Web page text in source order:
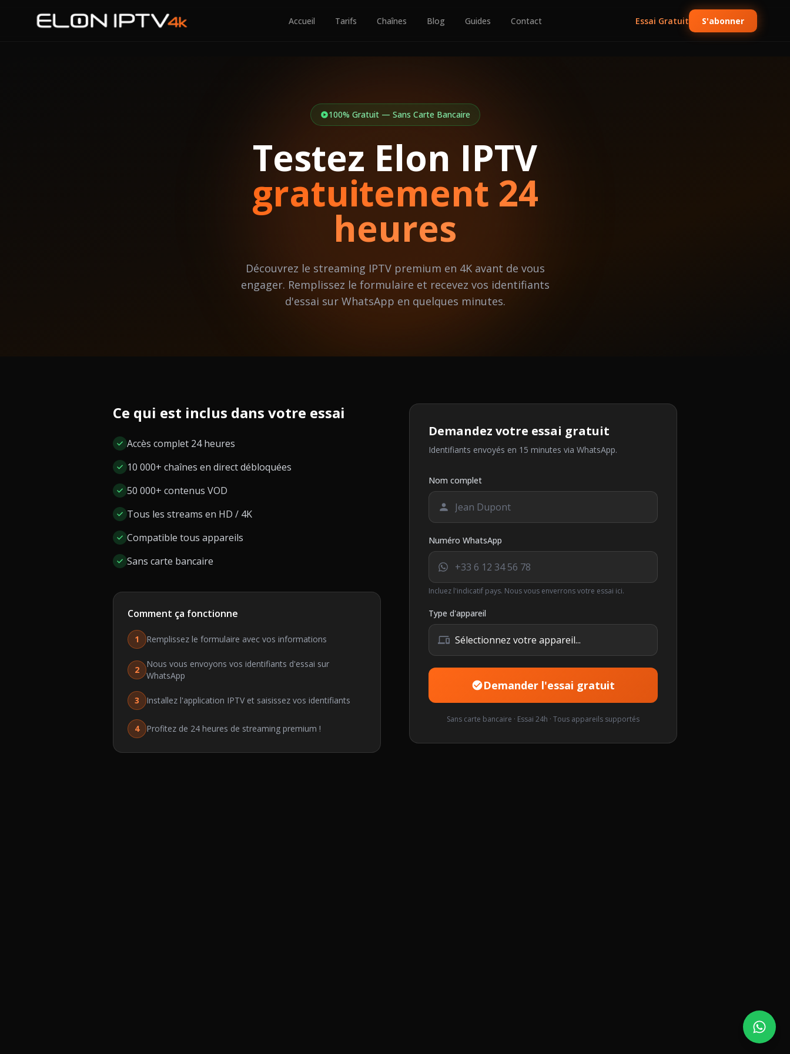
Accueil Tarifs Chaînes Blog Guides Contact Essai Gratuit S'abonner
Essai Gratuit
100% Gratuit — Sans Carte Bancaire
Testez Elon IPTV
gratuitement 24
heures
Découvrez le streaming IPTV premium en 4K avant de vous
engager. Remplissez le formulaire et recevez vos identifiants
d'essai sur WhatsApp en quelques minutes.
Ce qui est inclus dans votre essai
Accès complet 24 heures
10 000+ chaînes en direct débloquées
50 000+ contenus VOD
Tous les streams en HD / 4K
Compatible tous appareils
Sans carte bancaire
Comment ça fonctionne
1 Remplissez le formulaire avec vos informations
2
Nous vous envoyons vos identifiants d'essai sur
WhatsApp
3 Installez l'application IPTV et saisissez vos identifiants
4 Profitez de 24 heures de streaming premium !
Demandez votre essai gratuit
Identifiants envoyés en 15 minutes via WhatsApp.
Nom complet
Numéro WhatsApp
Incluez l'indicatif pays. Nous vous enverrons votre essai ici.
Type d'appareil
Demander l'essai gratuit
Sans carte bancaire · Essai 24h · Tous appareils supportés